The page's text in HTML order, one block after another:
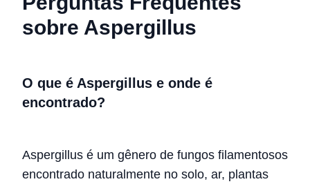
sobre Aspergillus
O que é Aspergillus e onde é
encontrado?
Aspergillus é um gênero de fungos filamentosos
encontrado naturalmente no solo, ar, plantas